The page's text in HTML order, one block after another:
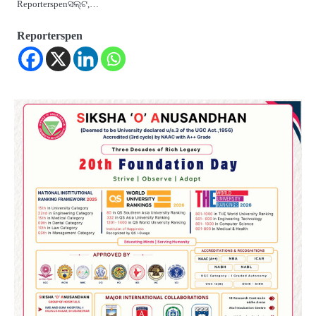
Reporterspenସଲ୍ଟ,…
Reporterspen
ତିନି ଦିନିଆ ଓଡିଶାଗସ୍ତ ସାରି ଦିଲ୍ଲୀ
ଫେରିଗଲେ ରାଷ୍ଟ୍ରପତି
Reporters Pen
ମୁଖ୍ୟମନ୍ତ୍ରୀ କ୍ୟାନସର କେୟାର ଅଭିଯାନର
ଆଉ ୯୧ ସ୍ୱତନ୍ତ୍ର ପ୍ୟାକେଜ ସାମିଲ
Reporters Pen